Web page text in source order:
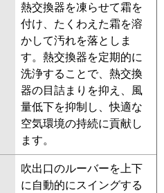
PKZ-
PKZ-ZRMP45L4
PKZ-
PKZ-ZRMP45L3
PKZ-
PKZ-ZRMP45LLZ
PKZ-
PKZ-ZRMP45KY
PKZ-ZRMP45KLR
熱交換器を凍らせて霜を
付け、たくわえた霜を溶
かして汚れを落としま
す。熱交換器を定期的に
洗浄することで、熱交換
器の目詰まりを抑え、風
量低下を抑制し、快適な
空気環境の持続に貢献し
ます。
吹出口のルーバーを上下
に自動的にスイングする